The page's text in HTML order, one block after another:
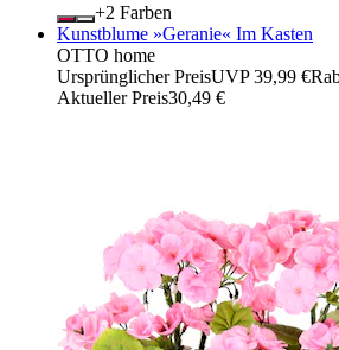
+
Farben
Kunstblume »Geranie« Im Kasten
OTTO home
Ursprünglicher PreisUVP 39,99 €
Aktueller Preis30,49 €